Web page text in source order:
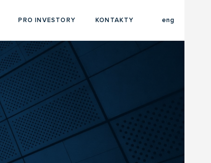
PRO INVESTORY KONTAKTY cze
eng